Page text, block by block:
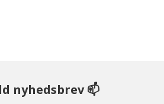
nyhedsbrev 📫